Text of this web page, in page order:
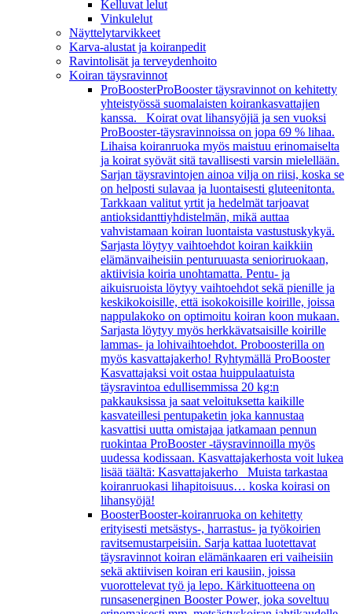
Kelluvat lelut
Vinkulelut
Näyttelytarvikkeet
Karva-alustat ja koiranpedit
Ravintolisät ja terveydenhoito
Koiran täysravinnot
ProBoosterProBooster täysravinnot on kehitetty
yhteistyössä suomalaisten koirankasvattajien
kanssa. Koirat ovat lihansyöjiä ja sen vuoksi
ProBooster-täysravinnoissa on jopa 69 % lihaa.
Lihaisa koiranruoka myös maistuu erinomaiselta
ja koirat syövät sitä tavallisesti varsin mielellään.
Sarjan täysravintojen ainoa vilja on riisi, koska se
on helposti sulavaa ja luontaisesti gluteenitonta.
Tarkkaan valitut yrtit ja hedelmät tarjoavat
antioksidanttiyhdistelmän, mikä auttaa
vahvistamaan koiran luontaista vastustuskykyä.
Sarjasta löytyy vaihtoehdot koiran kaikkiin
elämänvaiheisiin penturuuasta senioriruokaan,
aktiivisia koiria unohtamatta. Pentu- ja
aikuisruoista löytyy vaihtoehdot sekä pienille ja
keskikokoisille, että isokokoisille koirille, joissa
nappulakoko on optimoitu koiran koon mukaan.
Sarjasta löytyy myös herkkävatsaisille koirille
lammas- ja lohivaihtoehdot. Proboosterilla on
myös kasvattajakerho! Ryhtymällä ProBooster
Kasvattajaksi voit ostaa huippulaatuista
täysravintoa edullisemmissa 20 kg:n
pakkauksissa ja saat veloituksetta kaikille
kasvateillesi pentupaketin joka kannustaa
kasvattisi uutta omistajaa jatkamaan pennun
ruokintaa ProBooster -täysravinnoilla myös
uudessa kodissaan. Kasvattajakerhosta voit lukea
lisää täältä: Kasvattajakerho Muista tarkastaa
koiranruokasi lihapitoisuus… koska koirasi on
lihansyöjä!
BoosterBooster-koiranruoka on kehitetty
erityisesti metsästys-, harrastus- ja työkoirien
ravitsemustarpeisiin. Sarja kattaa luotettavat
täysravinnot koiran elämänkaaren eri vaiheisiin
sekä aktiivisen koiran eri kausiin, joissa
vuorottelevat työ ja lepo. Kärkituotteena on
runsasenerginen Booster Power, joka soveltuu